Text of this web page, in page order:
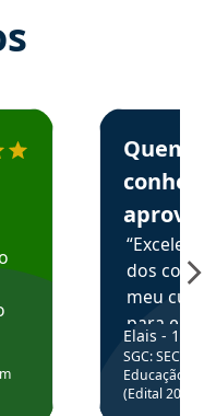
Concursos em
Estudante
Quem
aprova
dos
meu
para
colocar
através
de
Elais - 15/
SGC: SEC BA
Educação
(Edital